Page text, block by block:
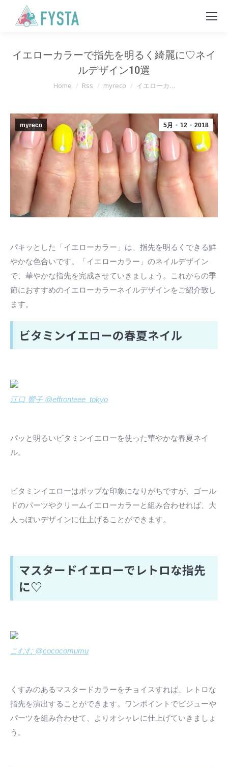
イエローカラーで指先を明るく綺麗に♡ネイ
ルデザイン10選
You are here:
Home Rss myreco イエローカ…
5月 12 2018
myreco
パキッとした「イエローカラー」は、指先を明るくできる鮮
やかな色合いです。「イエローカラー」のネイルデザイン
で、華やかな指先を完成させていきましょう。これからの季
節におすすめのイエローカラーネイルデザインをご紹介致し
ます。
ビタミンイエローの春夏ネイル
江口 響子 @effronteee_tokyo
パッと明るいビタミンイエローを使った華やかな春夏ネイ
ル。
ビタミンイエローはポップな印象になりがちですが、ゴール
ドのパーツやクリームイエローカラーと組み合わせれば、大
人っぽいデザインに仕上げることができます。
マスタードイエローでレトロな指先
に♡
こむむ @cococomumu
くすみのあるマスタードカラーをチョイスすれば、レトロな
指先を演出することができます。ワンポイントでビジューや
パーツを組み合わせて、よりオシャレに仕上げていきましょ
う。